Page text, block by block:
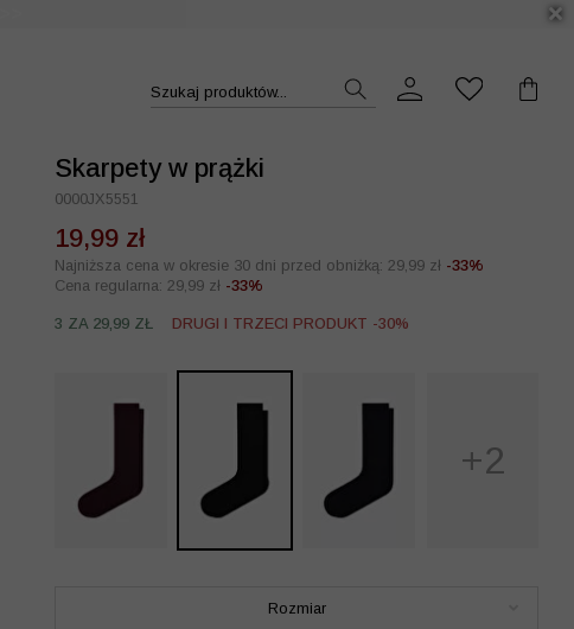
>>
Szukaj produktów...
Skarpety w prążki
0000JX5551
19,99 zł
Najniższa cena w okresie 30 dni przed obniżką: 29,99 zł -33%
Cena regularna: 29,99 zł -33%
3 ZA 29,99 ZŁ DRUGI I TRZECI PRODUKT -30%
+2
Rozmiar